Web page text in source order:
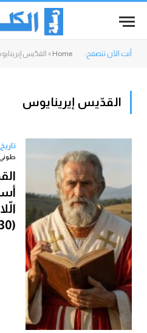
أنت الآن تتصفح: Home
» القدّيس
القدّيس إيرينايوس
(130م – 202م).